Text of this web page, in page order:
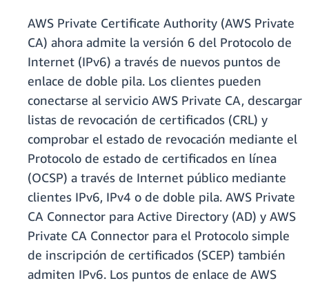
AWS Private Certificate Authority (AWS Private
CA) ahora admite la versión 6 del Protocolo de
Internet (IPv6) a través de nuevos puntos de
enlace de doble pila. Los clientes pueden
conectarse al servicio AWS Private CA, descargar
listas de revocación de certificados (CRL) y
comprobar el estado de revocación mediante el
Protocolo de estado de certificados en línea
(OCSP) a través de Internet público mediante
clientes IPv6, IPv4 o de doble pila. AWS Private
CA Connector para Active Directory (AD) y AWS
Private CA Connector para el Protocolo simple
de inscripción de certificados (SCEP) también
admiten IPv6. Los puntos de enlace de AWS